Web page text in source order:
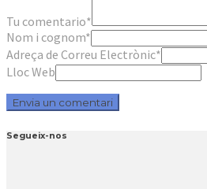
Tu comentario*
Nom i cognom*
Adreça de Correu Electrònic*
Lloc Web
Segueix-nos